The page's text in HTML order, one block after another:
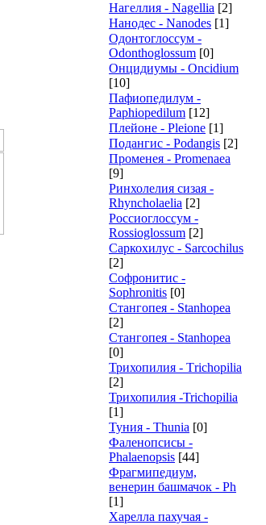
Нагеллия - Nagellia [2]
Нанодес - Nanodes [1]
Одонтоглоссум -
Odonthoglossum [0]
Онцидиумы - Oncidium
[10]
Пафиопедилум -
Paphiopedilum [12]
Плейоне - Pleione [1]
Подангис - Рodangis [2]
Променея - Promenaea
[9]
Ринхолелия сизая -
Rhyncholaelia [2]
Россиоглоссум -
Rossioglossum [2]
Саркохилус - Sarcochilus
[2]
Софронитис -
Sophronitis [0]
Стангопея - Stanhopea
[2]
Стангопея - Stanhopea
[0]
Трихопилия - Тrichopilia
[2]
Трихопилия -Trichopilia
[1]
Туния - Thunia [0]
Фаленопсисы -
Phalaenopsis [44]
Фрагмипедиум,
венерин башмачок - Ph
[1]
Харелла пахучая -